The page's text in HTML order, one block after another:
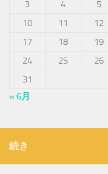
3
4 5
10
11 12
17
18 19
24
25 26
31
« 6月
続き